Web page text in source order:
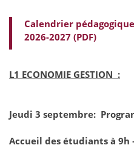
Calendrier
2026-2027 (PDF)
L1 ECONOMIE GESTION :
Jeudi 3 septembre:
Accueil des étudiants à 9h